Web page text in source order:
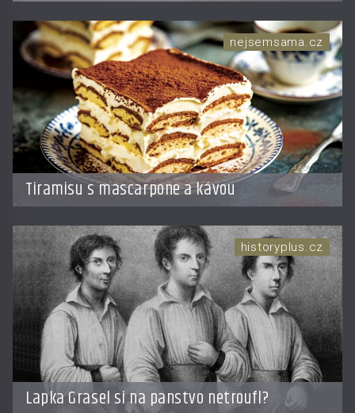
Tiramisu s mascarpone a kávou
nejsemsama.cz
Lapka Grasel si na panstvo netroufl?
historyplus.cz